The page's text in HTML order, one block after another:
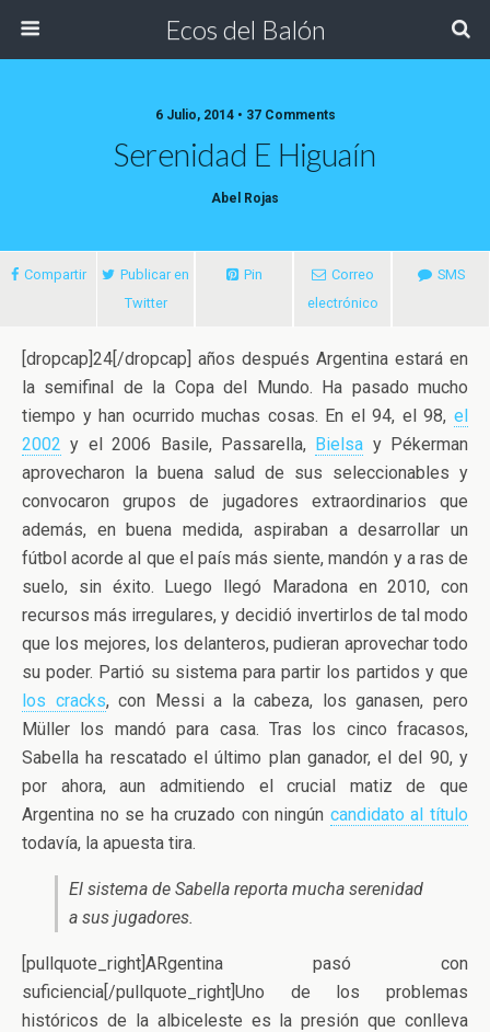
Ecos del Balón
6 Julio, 2014 • 37 Comments
Serenidad E Higuaín
Abel Rojas
Compartir
Publicar en
Twitter
Pin
Correo
electrónico
SMS
[dropcap]24[/dropcap] años después Argentina estará en
la semifinal de la Copa del Mundo. Ha pasado mucho
tiempo y han ocurrido muchas cosas. En el 94, el 98, el
2002 y el 2006 Basile, Passarella, Bielsa y Pékerman
aprovecharon la buena salud de sus seleccionables y
convocaron grupos de jugadores extraordinarios que
además, en buena medida, aspiraban a desarrollar un
fútbol acorde al que el país más siente, mandón y a ras de
suelo, sin éxito. Luego llegó Maradona en 2010, con
recursos más irregulares, y decidió invertirlos de tal modo
que los mejores, los delanteros, pudieran aprovechar todo
su poder. Partió su sistema para partir los partidos y que
los cracks, con Messi a la cabeza, los ganasen, pero
Müller los mandó para casa. Tras los cinco fracasos,
Sabella ha rescatado el último plan ganador, el del 90, y
por ahora, aun admitiendo el crucial matiz de que
Argentina no se ha cruzado con ningún candidato al título
todavía, la apuesta tira.
El sistema de Sabella reporta mucha serenidad
a sus jugadores.
[pullquote_right]ARgentina pasó con
suficiencia[/pullquote_right]Uno de los problemas
históricos de la albiceleste es la presión que conlleva